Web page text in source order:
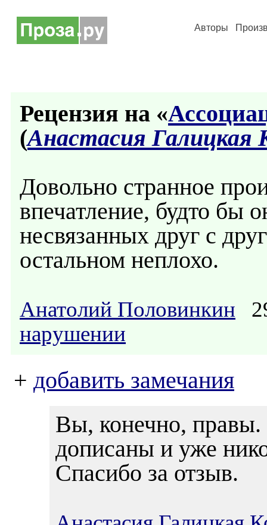
Авторы
Рецензия на «
(Анастасия Галицкая
Довольно странное
впечатление, будто бы
несвязанных друг с
остальном неплохо.
Анатолий Половинкин
нарушении
+ добавить замечания
Вы, конечно, правы.
дописаны и уже
Спасибо за отзыв.